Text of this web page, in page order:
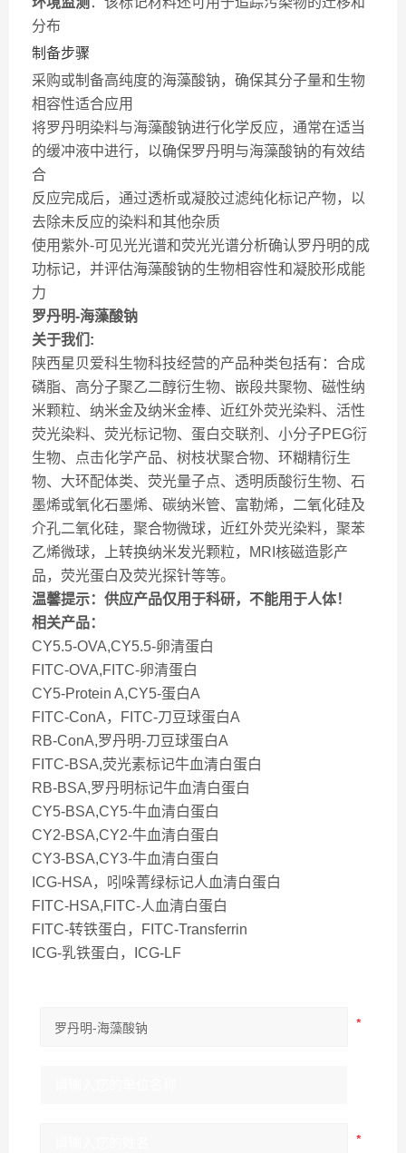
分布
制备步骤
采购或制备高纯度的海藻酸钠，确保其分子量和生物
相容性适合应用
将罗丹明染料与海藻酸钠进行化学反应，通常在适当
的缓冲液中进行，以确保罗丹明与海藻酸钠的有效结
合
反应完成后，通过透析或凝胶过滤纯化标记产物，以
去除未反应的染料和其他杂质
使用紫外-可见光光谱和荧光光谱分析确认罗丹明的成
功标记，并评估海藻酸钠的生物相容性和凝胶形成能
力
罗丹明-海藻酸钠
关于我们:
陕西星贝爱科生物科技经营的产品种类包括有：合成
磷脂、高分子聚乙二醇衍生物、嵌段共聚物、磁性纳
米颗粒、纳米金及纳米金棒、近红外荧光染料、活性
荧光染料、荧光标记物、蛋白交联剂、小分子PEG衍
生物、点击化学产品、树枝状聚合物、环糊精衍生
物、大环配体类、荧光量子点、透明质酸衍生物、石
墨烯或氧化石墨烯、碳纳米管、富勒烯，二氧化硅及
介孔二氧化硅，聚合物微球，近红外荧光染料，聚苯
乙烯微球，上转换纳米发光颗粒，MRI核磁造影产
品，荧光蛋白及荧光探针等等。
温馨提示：供应产品仅用于科研，不能用于人体！
相关产品：
CY5.5-OVA,CY5.5-卵清蛋白
FITC-OVA,FITC-卵清蛋白
CY5-Protein A,CY5-蛋白A
FITC-ConA，FITC-刀豆球蛋白A
RB-ConA,罗丹明-刀豆球蛋白A
FITC-BSA,荧光素标记牛血清白蛋白
RB-BSA,罗丹明标记牛血清白蛋白
CY5-BSA,CY5-牛血清白蛋白
CY2-BSA,CY2-牛血清白蛋白
CY3-BSA,CY3-牛血清白蛋白
ICG-HSA，吲哚菁绿标记人血清白蛋白
FITC-HSA,FITC-人血清白蛋白
FITC-转铁蛋白，FITC-Transferrin
ICG-乳铁蛋白，ICG-LF